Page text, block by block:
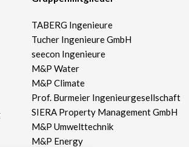
TABERG Ingenieure
Tucher Ingenieure GmbH
seecon Ingenieure
M&P Water
M&P Climate
Prof. Burmeier Ingenieurgesellschaft
SIERA Property Management GmbH
M&P Umwelttechnik
M&P Energy